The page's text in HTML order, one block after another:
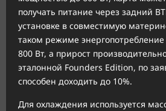
получать питание через задний
установке в совместимую
таком режиме
800 Вт, а прирост
эталонной Founders Edition, по
способен доходить до 10%.
Для охлаждения используется